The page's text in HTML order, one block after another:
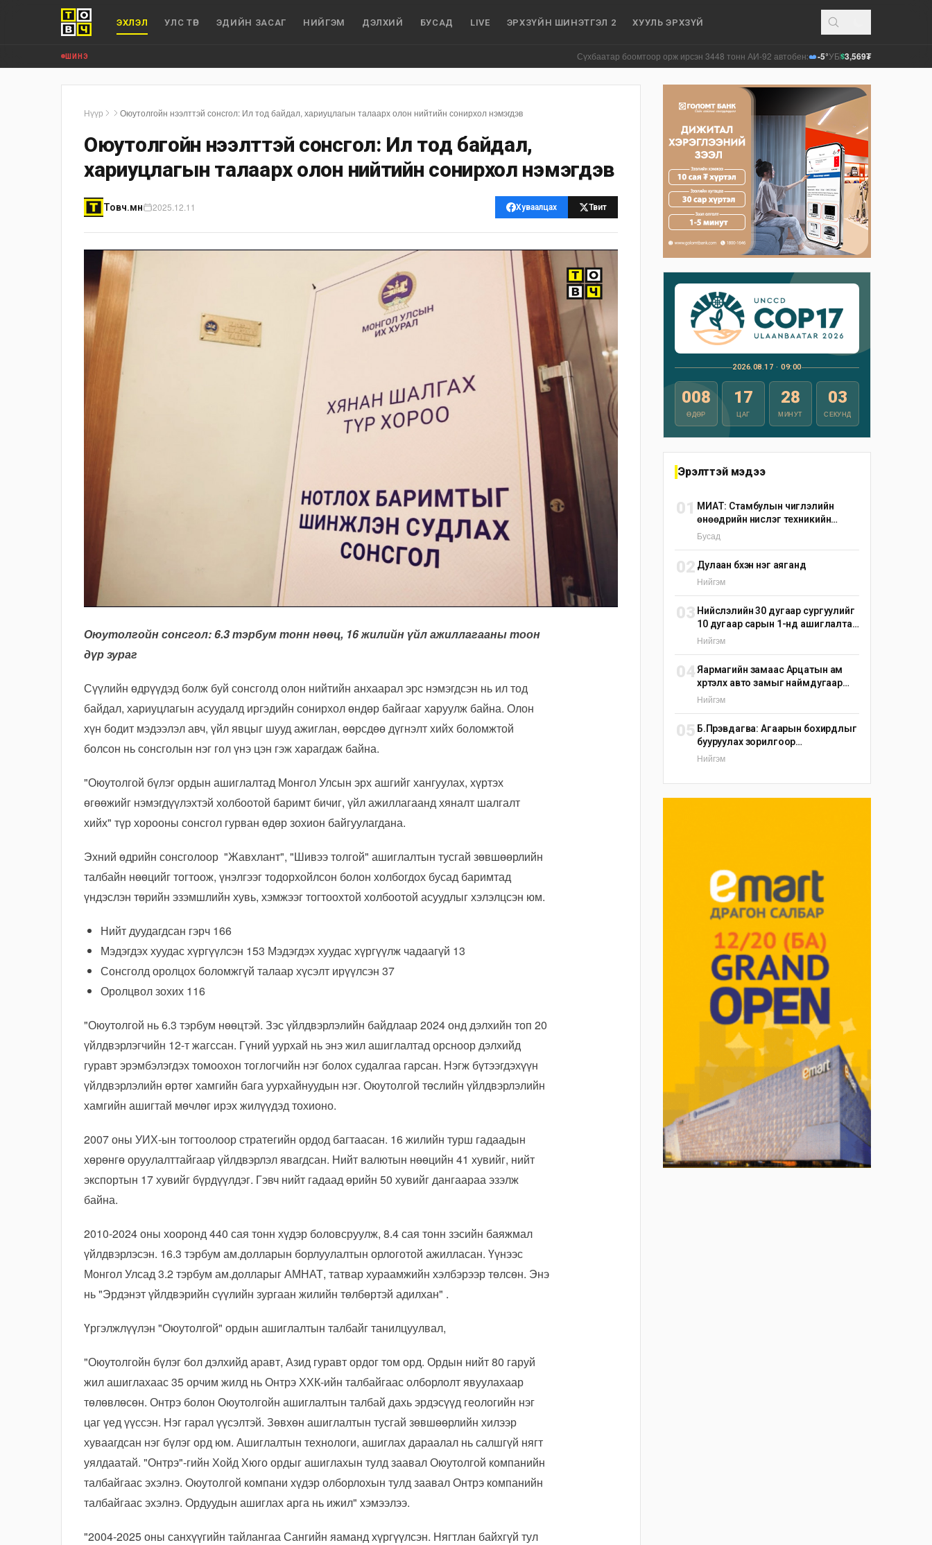
ЭХЛЭЛ УЛС ТӨР ЭДИЙН ЗАСАГ НИЙГЭМ ДЭЛХИЙ БУСАД LIVE ЭРХЗҮЙН ШИНЭТГЭЛ 2 ХУУЛЬ ЭРХЗҮЙ
ШИНЭ Сүхбаатар боомтоор орж ирсэн 3448 тонн АИ-92 автобензинийг агуулахуудад буулгах ажлыг зохион
-5°УБ$3,569₮
Нүүр Оюутолгойн нээлттэй сонсгол: Ил тод байдал, хариуцлагын талаарх олон нийтийн сонирхол нэмэгдэв
Оюутолгойн нээлттэй сонсгол: Ил тод байдал,
хариуцлагын талаарх олон нийтийн сонирхол нэмэгдэв
Товч.мн 2025.12.11 Хуваалцах Твит
Оюутолгойн сонсгол: 6.3 тэрбум тонн нөөц, 16 жилийн үйл ажиллагааны тоон
дүр зураг
Сүүлийн өдрүүдэд болж буй сонсголд олон нийтийн анхаарал эрс нэмэгдсэн нь ил тод
байдал, хариуцлагын асуудалд иргэдийн сонирхол өндөр байгааг харуулж байна. Олон
хүн бодит мэдээлэл авч, үйл явцыг шууд ажиглан, өөрсдөө дүгнэлт хийх боломжтой
болсон нь сонсголын нэг гол үнэ цэн гэж харагдаж байна.
"Оюутолгой бүлэг ордын ашиглалтад Монгол Улсын эрх ашгийг хангуулах, хүртэх
өгөөжийг нэмэгдүүлэхтэй холбоотой баримт бичиг, үйл ажиллагаанд хяналт шалгалт
хийх" түр хорооны сонсгол гурван өдөр зохион байгуулагдана.
Эхний өдрийн сонсголоор "Жавхлант", "Шивээ толгой" ашиглалтын тусгай зөвшөөрлийн
талбайн нөөцийг тогтоож, үнэлгээг тодорхойлсон болон холбогдох бусад баримтад
үндэслэн төрийн эзэмшлийн хувь, хэмжээг тогтоохтой холбоотой асуудлыг хэлэлцсэн юм.
Нийт дуудагдсан гэрч 166
Мэдэгдэх хуудас хүргүүлсэн 153 Мэдэгдэх хуудас хүргүүлж чадаагүй 13
Сонсголд оролцох боломжгүй талаар хүсэлт ирүүлсэн 37
Оролцвол зохих 116
"Оюутолгой нь 6.3 тэрбум нөөцтэй. Зэс үйлдвэрлэлийн байдлаар 2024 онд дэлхийн топ 20
үйлдвэрлэгчийн 12-т жагссан. Гүний уурхай нь энэ жил ашиглалтад орсноор дэлхийд
гуравт эрэмбэлэгдэх томоохон тоглогчийн нэг болох судалгаа гарсан. Нэгж бүтээгдэхүүн
үйлдвэрлэлийн өртөг хамгийн бага уурхайнуудын нэг. Оюутолгой төслийн үйлдвэрлэлийн
хамгийн ашигтай мөчлөг ирэх жилүүдэд тохионо.
2007 оны УИХ-ын тогтоолоор стратегийн ордод багтаасан. 16 жилийн турш гадаадын
хөрөнгө оруулалттайгаар үйлдвэрлэл явагдсан. Нийт валютын нөөцийн 41 хувийг, нийт
экспортын 17 хувийг бүрдүүлдэг. Гэвч нийт гадаад өрийн 50 хувийг дангаараа эзэлж
байна.
2010-2024 оны хооронд 440 сая тонн хүдэр боловсруулж, 8.4 сая тонн зэсийн баяжмал
үйлдвэрлэсэн. 16.3 тэрбум ам.долларын борлуулалтын орлоготой ажилласан. Үүнээс
Монгол Улсад 3.2 тэрбум ам.долларыг АМНАТ, татвар хураамжийн хэлбэрээр төлсөн. Энэ
нь "Эрдэнэт үйлдвэрийн сүүлийн зургаан жилийн төлбөртэй адилхан" .
Үргэлжлүүлэн "Оюутолгой" ордын ашиглалтын талбайг танилцуулвал,
"Оюутолгойн бүлэг бол дэлхийд аравт, Азид гуравт ордог том орд. Ордын нийт 80 гаруй
жил ашиглахаас 35 орчим жилд нь Онтрэ ХХК-ийн талбайгаас олборлолт явуулахаар
төлөвлөсөн. Онтрэ болон Оюутолгойн ашиглалтын талбай дахь эрдэсүүд геологийн нэг
цаг үед үүссэн. Нэг гарал үүсэлтэй. Зөвхөн ашиглалтын тусгай зөвшөөрлийн хилээр
хуваагдсан нэг бүлэг орд юм. Ашиглалтын технологи, ашиглах дараалал нь салшгүй нягт
уялдаатай. "Онтрэ"-гийн Хойд Хюго ордыг ашиглахын тулд заавал Оюутолгой компанийн
талбайгаас эхэлнэ. Оюутолгой компани хүдэр олборлохын тулд заавал Онтрэ компанийн
талбайгаас эхэлнэ. Ордуудын ашиглах арга нь ижил" хэмээлээ.
"2004-2025 оны санхүүгийн тайлангаа Сангийн яаманд хүргүүлсэн. Нягтлан байхгүй тул
2026.08.17 · 09:00
008
ӨДӨР
17
ЦАГ
28
МИНУТ
02
СЕКУНД
Эрэлттэй мэдээ
01 МИАТ: Стамбулын чиглэлийн
өнөөдрийн нислэг техникийн
шалтгаанаар цуцлагдлаа
Бусад
02 Дулаан бүхэн нэг аяганд
Нийгэм
03 Нийслэлийн 30 дугаар сургуулийг
10 дугаар сарын 1-нд ашиглалтад
оруулна
Нийгэм
04 Яармагийн замаас Арцатын ам
хүртэлх авто замыг наймдугаар
сарын 25-ныг хүртэл түр хаана
Нийгэм
05 Б.Пүрэвдагва: Агаарын бохирдлыг
бууруулах зорилгоор
эрдэнэшишийн барьцалдуулагч
Нийгэм